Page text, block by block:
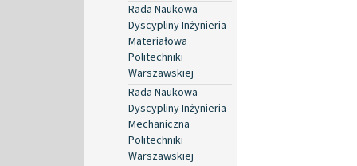
Rada Naukowa
Dyscypliny Inżynieria
Materiałowa
Politechniki
Warszawskiej
Rada Naukowa
Dyscypliny Inżynieria
Mechaniczna
Politechniki
Warszawskiej